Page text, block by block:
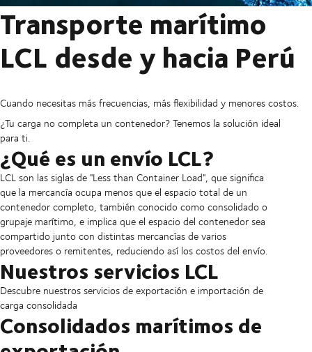
Transporte marítimo
LCL desde y hacia Perú
Cuando necesitas más frecuencias, más flexibilidad y menores costos.
¿Tu carga no completa un contenedor? Tenemos la solución ideal
para ti.
¿Qué es un envío LCL?
LCL son las siglas de "Less than Container Load", que significa
que la mercancía ocupa menos que el espacio total de un
contenedor completo, también conocido como consolidado o
grupaje marítimo, e implica que el espacio del contenedor sea
compartido junto con distintas mercancías de varios
proveedores o remitentes, reduciendo así los costos del envío.
Nuestros servicios LCL
Descubre nuestros servicios de exportación e importación de
carga consolidada
Consolidados marítimos de